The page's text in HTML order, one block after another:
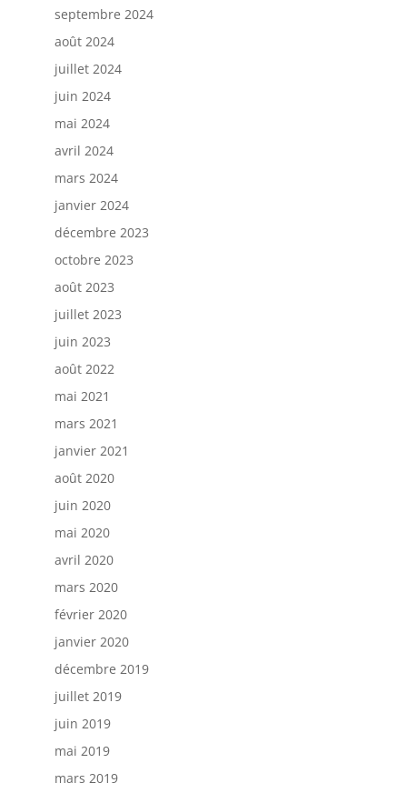
septembre 2024
août 2024
juillet 2024
juin 2024
mai 2024
avril 2024
mars 2024
janvier 2024
décembre 2023
octobre 2023
août 2023
juillet 2023
juin 2023
août 2022
mai 2021
mars 2021
janvier 2021
août 2020
juin 2020
mai 2020
avril 2020
mars 2020
février 2020
janvier 2020
décembre 2019
juillet 2019
juin 2019
mai 2019
mars 2019